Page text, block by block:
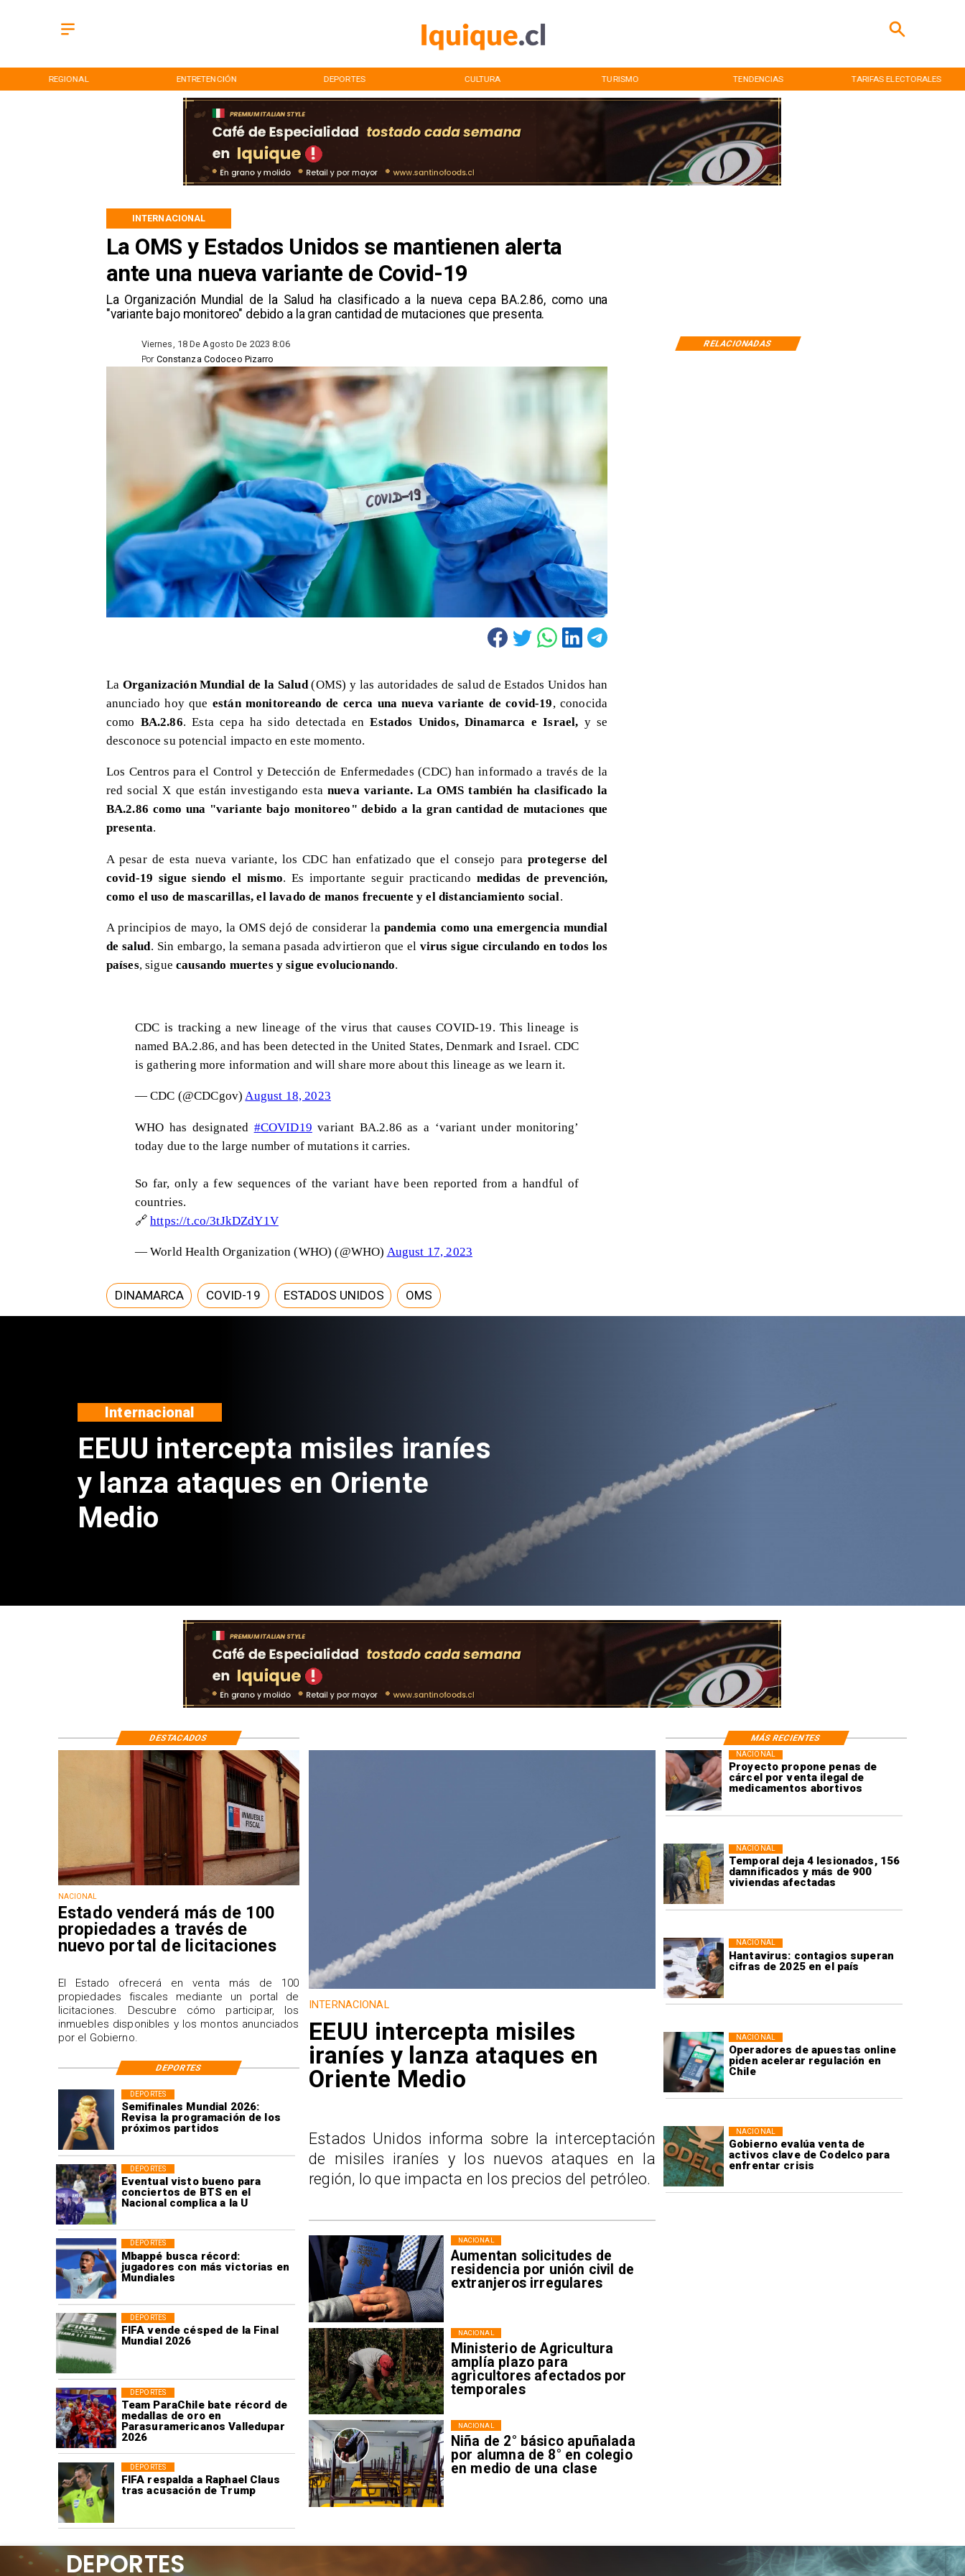
REGIONAL ENTRETENCIÓN DEPORTES CULTURA TURISMO TENDENCIAS TARIFAS ELECTORALES
La OMS y Estados Unidos se mantienen alerta
ante una nueva variante de Covid-19
La Organización Mundial de la Salud ha clasificado a la nueva cepa BA.2.86, como una
"variante bajo monitoreo" debido a la gran cantidad de mutaciones que presenta.
INTERNACIONAL
RELACIONADAS
Viernes, 18 De Agosto De 2023 8:06
Constanza Codoceo Pizarro
Por
La Organización Mundial de la Salud(OMS) y las autoridades de salud de Estados Unidos han
anunciado hoy que están monitoreando de cerca una nueva variante de covid-19, conocida
como BA.2.86. Esta cepa ha sido detectada enEstados Unidos, Dinamarca e Israel, y se
desconoce su potencial impacto en este momento.
Los Centros para el Control y Detección de Enfermedades (CDC) han informado a través de la
red social X que están investigando esta nueva variante. La OMS también ha clasificado la
BA.2.86 como una "variante bajo monitoreo" debido a la gran cantidad de mutaciones que
presenta.
A pesar de esta nueva variante, los CDC han enfatizado que el consejo paraprotegerse del
covid-19 sigue siendo el mismo. Es importante seguir practicando medidas de prevención,
como el uso de mascarillas, el lavado de manos frecuente y el distanciamiento social.
A principios de mayo, la OMS dejó de considerar lapandemia como una emergencia mundial
de salud. Sin embargo, la semana pasada advirtieron que el virus sigue circulando en todos los
países, sigue causando muertes y sigue evolucionando.
CDC is tracking a new lineage of the virus that causes COVID-19. This lineage is
named BA.2.86, and has been detected in the United States, Denmark and Israel. CDC
is gathering more information and will share more about this lineage as we learn it.
— CDC (@CDCgov)August 18, 2023
WHO has designated #COVID19 variant BA.2.86 as a ‘variant under monitoring’
today due to the large number of mutations it carries.
So far, only a few sequences of the variant have been reported from a handful of
countries.
🔗https://t.co/3tJkDZdY1V
— World Health Organization (WHO) (@WHO) August 17, 2023
DINAMARCA COVID-19 ESTADOS UNIDOS OMS
Estado venderá más de 100
propiedades a través de nuevo
portal de licitaciones
Nacional
Proyecto propone penas de
cárcel por venta ilegal de
medicamentos abortivos
NACIONAL
Temporal deja 4 lesionados, 156
damnificados y más de 900
viviendas afectadas
NACIONAL
Hantavirus: contagios superan
cifras de 2025 en el país
NACIONAL
Operadores de apuestas online
piden acelerar regulación en
Chile
NACIONAL
Gobierno evalúa venta de
activos clave de Codelco para
enfrentar crisis
NACIONAL
Semifinales Mundial 2026:
Revisa la programación de los
próximos partidos
DEPORTES
Eventual visto bueno para
conciertos de BTS en el
Nacional complica a la U
DEPORTES
Mbappé busca récord:
jugadores con más victorias en
Mundiales
DEPORTES
FIFA vende césped de la Final
Mundial 2026
DEPORTES
Team ParaChile bate récord de
medallas de oro en
Parasuramericanos Valledupar
2026
DEPORTES
FIFA respalda a Raphael Claus
tras acusación de Trump
DEPORTES
Aumentan solicitudes de
residencia por unión civil de
extranjeros irregulares
NACIONAL
Ministerio de Agricultura
amplía plazo para
agricultores afectados por
temporales
NACIONAL
Niña de 2° básico apuñalada
por alumna de 8° en colegio
en medio de una clase
NACIONAL
NACIONAL
Estado venderá más de 100
propiedades a través de
nuevo portal de licitaciones
El Estado ofrecerá en venta más de 100
propiedades fiscales mediante un portal de
licitaciones. Descubre cómo participar, los
inmuebles disponibles y los montos anunciados
por el Gobierno.
INTERNACIONAL
EEUU intercepta misiles
iraníes y lanza ataques en
Oriente Medio
Estados Unidos informa sobre la interceptación
de misiles iraníes y los nuevos ataques en la
región, lo que impacta en los precios del petróleo.
DESTACADOS MÁS RECIENTES
DEPORTES
DEPORTES